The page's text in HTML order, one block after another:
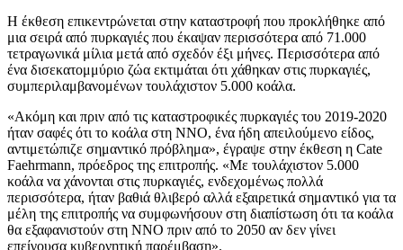
Η έκθεση επικεντρώνεται στην καταστροφή που προκλήθηκε από
μια σειρά από πυρκαγιές που έκαψαν περισσότερα από 71.000
τετραγωνικά μίλια μετά από σχεδόν έξι μήνες. Περισσότερα από
ένα δισεκατομμύριο ζώα εκτιμάται ότι χάθηκαν στις πυρκαγιές,
συμπεριλαμβανομένων τουλάχιστον 5.000 κοάλα.
«Ακόμη και πριν από τις καταστροφικές πυρκαγιές του 2019-2020
ήταν σαφές ότι το κοάλα στη ΝΝΟ, ένα ήδη απειλούμενο είδος,
αντιμετώπιζε σημαντικό πρόβλημα», έγραψε στην έκθεση η Cate
Faehrmann, πρόεδρος της επιτροπής. «Με τουλάχιστον 5.000
κοάλα να χάνονται στις πυρκαγιές, ενδεχομένως πολλά
περισσότερα, ήταν βαθιά θλιβερό αλλά εξαιρετικά σημαντικό για τα
μέλη της επιτροπής να συμφωνήσουν στη διαπίστωση ότι τα κοάλα
θα εξαφανιστούν στη ΝΝΟ πριν από το 2050 αν δεν γίνει
επείγουσα κυβερνητική παρέμβαση».